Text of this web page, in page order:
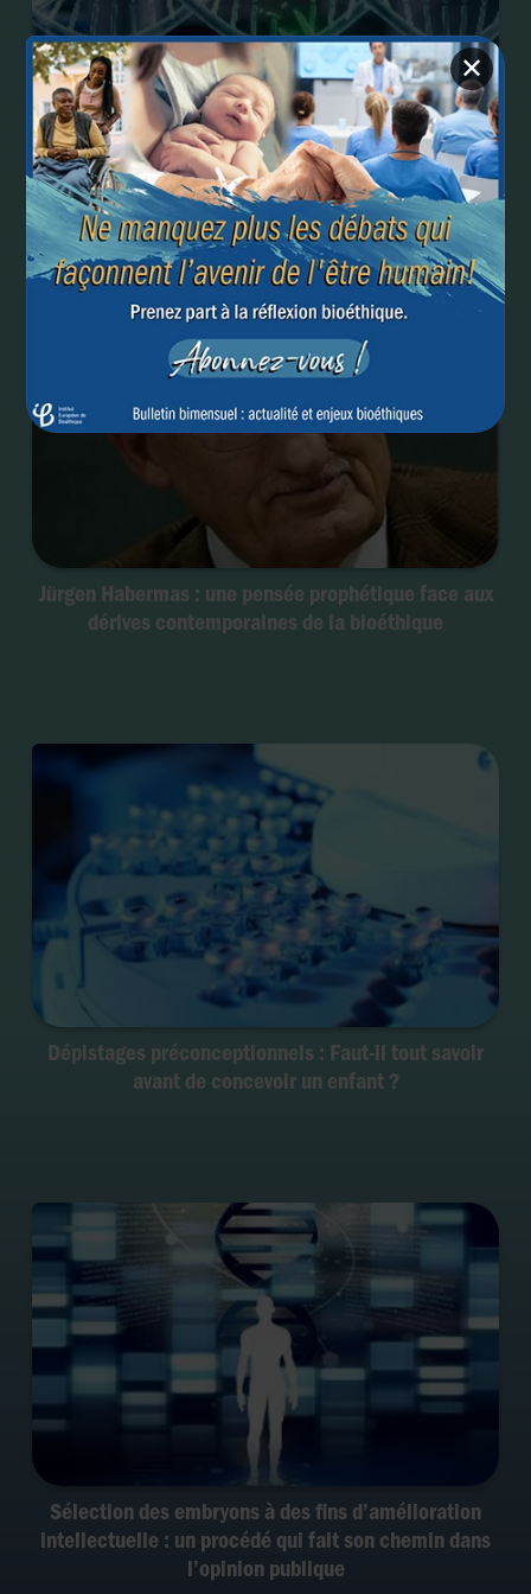
✕
Modification génétique des embryons humains :
porte ouverte à l’eugénisme ?
Jürgen Habermas : une pensée prophétique face aux
dérives contemporaines de la bioéthique
Dépistages préconceptionnels : Faut-il tout savoir
avant de concevoir un enfant ?
Sélection des embryons à des fins d’amélioration
intellectuelle : un procédé qui fait son chemin dans
l’opinion publique